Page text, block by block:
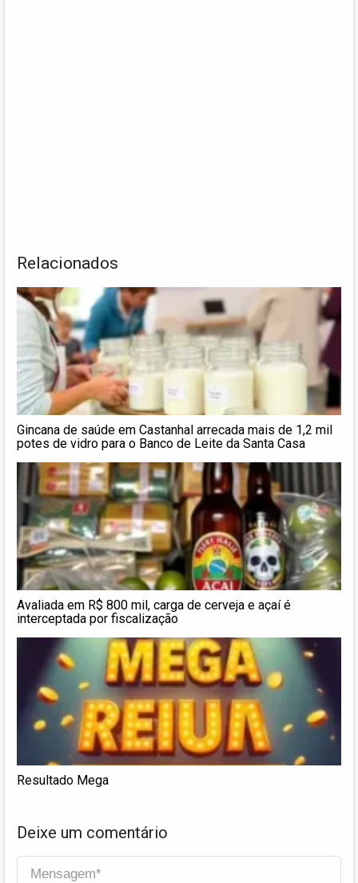
Relacionados
Gincana de saúde em Castanhal arrecada mais de 1,2 mil
potes de vidro para o Banco de Leite da Santa Casa
Avaliada em R$ 800 mil, carga de cerveja e açaí é
interceptada por fiscalização
Resultado Mega
Deixe um comentário